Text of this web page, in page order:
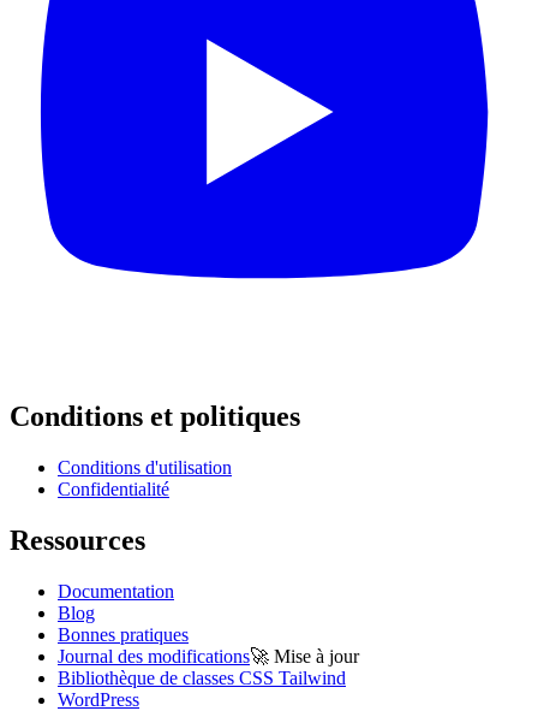
Conditions et politiques
Conditions d'utilisation
Confidentialité
Ressources
Documentation
Blog
Bonnes pratiques
Journal des modifications🚀 Mise à jour
Bibliothèque de classes CSS Tailwind
WordPress